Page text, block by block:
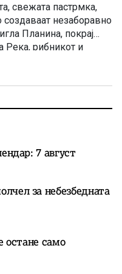
свежата пастрмка,
создаваат незаборавно
Планина, покрај
Река, рибникот и
туристички бисер на
7 август
за небезбедната
остане само